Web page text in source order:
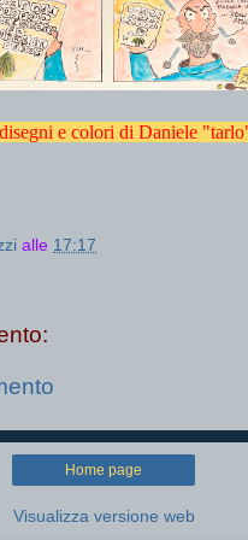
e colori di Daniele
alle 17:17
Home page
Visualizza versione web